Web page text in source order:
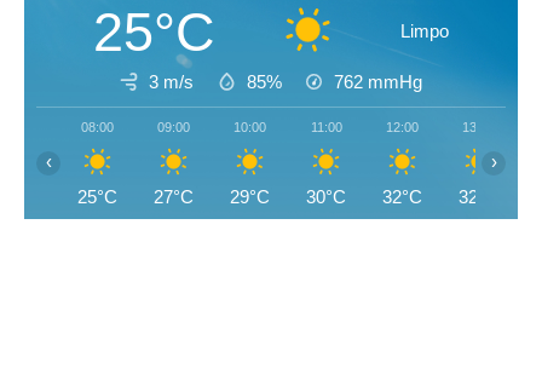
25°C Limpo
3 m/s 85% 762 mmHg
08:00
25°C
09:00
27°C
10:00
29°C
11:00
30°C
12:00
32°C
13:00
32°C
‹ ›